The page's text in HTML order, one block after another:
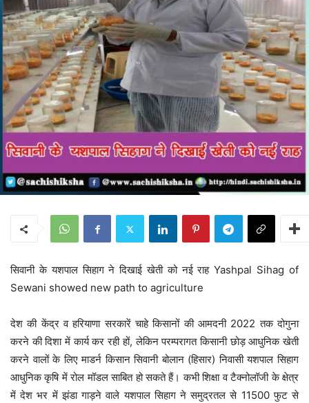
सिवानी के यशपाल सिहाग ने दिखाई खेती को नई राह Yashpal Sihag of
Sewani showed new path to agriculture
देश की केंद्र व हरियाणा सरकारें चाहे किसानों की आमदनी 2022 तक दोगुना
करने की दिशा में कार्य कर रही हों, लेकिन परम्परागत किसानी छोड़ आधुनिक खेती
करने वालों के लिए माडर्न किसान सिवानी बोलान (हिसार) निवासी यशपाल सिहाग
आधुनिक कृषि में रोल मॉडल साबित हो सकते हैं। कभी शिक्षा व टैक्नोलॉजी के क्षेत्र
में देश भर में झंडा गाड़ने वाले यशपाल सिहाग ने समुद्रतल से 11500 फुट से